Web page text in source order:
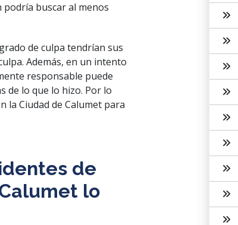
podría buscar al menos
de culpa tendrían sus
Además, en un intento
responsable puede
de lo que lo hizo. Por lo
la Ciudad de Calumet para
de
lo